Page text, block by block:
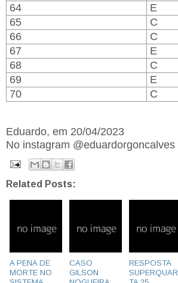
64
E
65
C
66
C
67
E
68
C
69
E
70
C
Eduardo, em 20/04/2023
No instagram @eduardorgoncalves
Related Posts:
A PENA DE
MORTE NO
CASO
GILSON
RESPOSTA
SUPERQUAR